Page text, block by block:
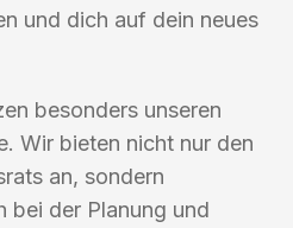
und dich auf dein neues
besonders unseren
Wir bieten nicht nur den
an, sondern
bei der Planung und